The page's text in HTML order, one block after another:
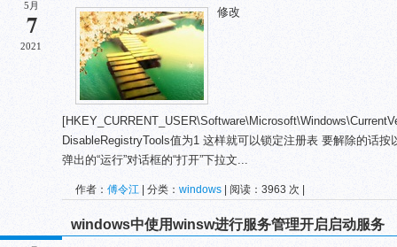
5月
7
2021
修改
DisableRegistryTools值为1 这样就可以锁定注册表 要解除的话按
弹出的“运行”对话框的“打开”下拉文...
作者： 傅令江 | 分类： windows | 阅读：3963 次 |
windows中使用winsw进行服务管理开启启动服务